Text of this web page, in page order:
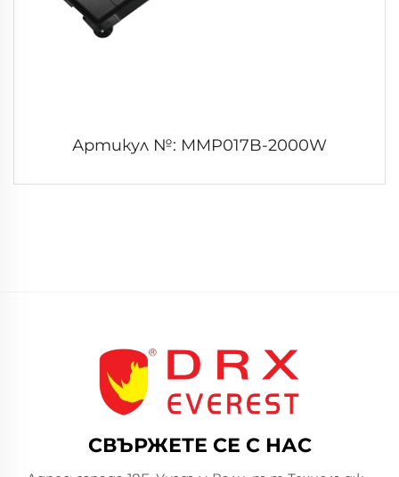
Артикул №: MMP017B-2000W
СВЪРЖЕТЕ СЕ С НАС